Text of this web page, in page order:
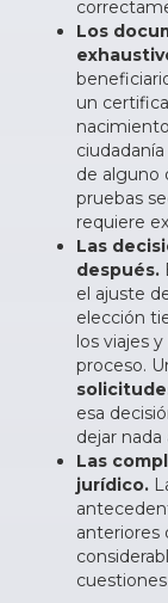
Los
un
de alguno
pruebas
requiere
Las
después.
el ajuste
elección
los viajes
proceso.
esa
dejar nada
Las
jurídico.
anteriores